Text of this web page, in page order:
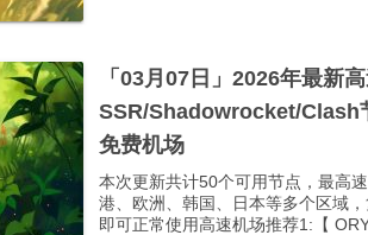
「03月07日」2026年最新
SSR/Shadowrocket/Clash
免费机场
本次更新共计50个可用节点，最高
港、欧洲、韩国、日本等多个区域
即可正常使用高速机场推荐1:【